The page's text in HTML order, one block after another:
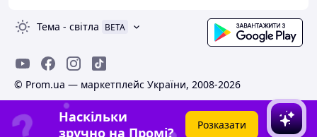
Тема - світла BETA
© Prom.ua — маркетплейс України, 2008-2026
Наскільки
зручно на Промі?
Розказати